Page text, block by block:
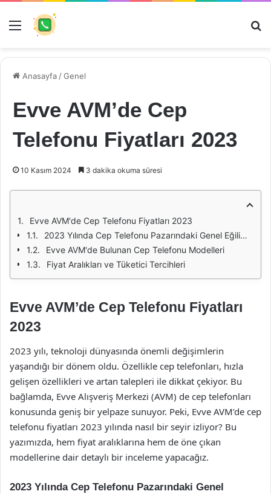
Menü
Anasayfa /Genel
Evve AVM’de Cep
Telefonu Fiyatları 2023
10 Kasım 2024 3 dakika okuma süresi
Evve AVM'de Cep Telefonu Fiyatları 2023
2023 Yılında Cep Telefonu Pazarındaki Genel Eğilimler
Evve AVM'de Bulunan Cep Telefonu Modelleri
Fiyat Aralıkları ve Tüketici Tercihleri
Evve AVM’de Cep Telefonu Fiyatları
2023
2023 yılı, teknoloji dünyasında önemli değişimlerin
yaşandığı bir dönem oldu. Özellikle cep telefonları, hızla
gelişen özellikleri ve artan talepleri ile dikkat çekiyor. Bu
bağlamda, Evve Alışveriş Merkezi (AVM) de cep telefonları
konusunda geniş bir yelpaze sunuyor. Peki, Evve AVM’de cep
telefonu fiyatları 2023 yılında nasıl bir seyir izliyor? Bu
yazımızda, hem fiyat aralıklarına hem de öne çıkan
modellerine dair detaylı bir inceleme yapacağız.
2023 Yılında Cep Telefonu Pazarındaki Genel